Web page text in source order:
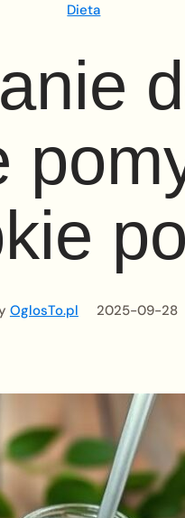
Dieta
OglosTo.pl 2025-09-28